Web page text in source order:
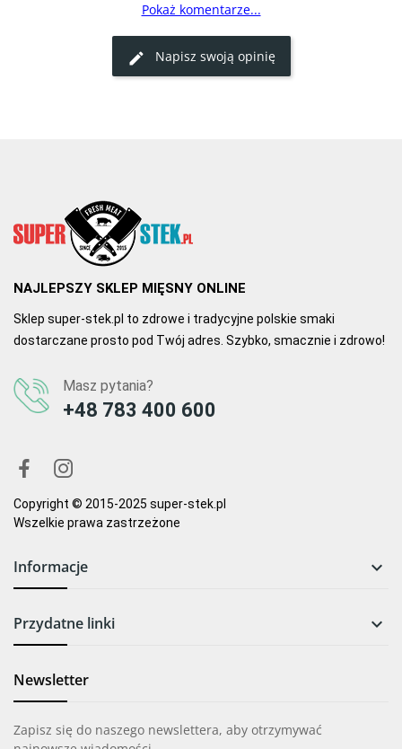
Aromatyczne warzywa z grilla
Młynek z przyprawą to świetne rozwiązanie. Warzywa z grilla
smakują z nią rewelacyjnie.
Pokaż komentarze...
Napisz swoją opinię
NAJLEPSZY SKLEP MIĘSNY ONLINE
Sklep super-stek.pl to zdrowe i tradycyjne polskie smaki
dostarczane prosto pod Twój adres. Szybko, smacznie i zdrowo!
Masz pytania?
+48 783 400 600
Copyright © 2015-2025 super-stek.pl
Wszelkie prawa zastrzeżone
Informacje 
Przydatne linki 
Newsletter
Zapisz się do naszego newslettera, aby otrzymywać